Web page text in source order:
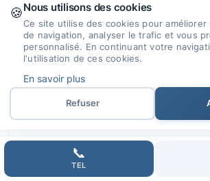
expérience et nos
créer un site internet qui
identité.
🤝
📞
TEL
🍪Nous utilisons des cookies
Ce site utilise des cookies pour
de navigation, analyser le trafic et vous
personnalisé. En continuant votre
l'utilisation de ces cookies.
En savoir plus
Refuser